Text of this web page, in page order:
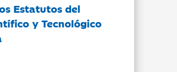
Estatutos del
y Tecnológico